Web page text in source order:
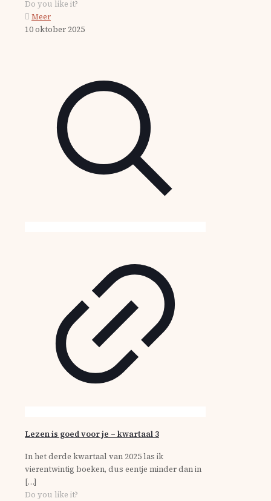
Do you like it?
Meer
10 oktober 2025
Lezen is goed voor je – kwartaal 3
In het derde kwartaal van 2025 las ik
vierentwintig boeken, dus eentje minder dan in
[…]
Do you like it?